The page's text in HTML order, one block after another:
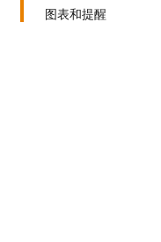
图表和提醒